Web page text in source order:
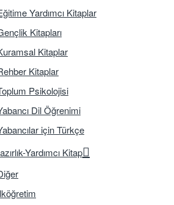
Yardımcı Kitaplar
Kitapları
Kitaplar
Kitaplar
Psikolojisi
Dil Öğrenimi
için Türkçe
Yardımcı Kitap